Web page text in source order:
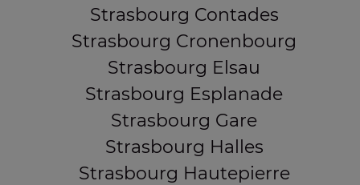
Strasbourg Contades
Strasbourg Cronenbourg
Strasbourg Elsau
Strasbourg Esplanade
Strasbourg Gare
Strasbourg Halles
Strasbourg Hautepierre